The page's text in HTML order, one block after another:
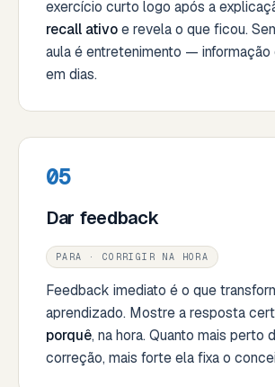
exercício curto logo após a
recall ativoe revela o que ficou.
aula é entretenimento — informação
em dias.
05
Dar feedback
PARA · CORRIGIR NA HORA
Feedback imediato é o que
aprendizado. Mostre a resposta
porquê, na hora. Quanto mais perto
correção, mais forte ela fixa o